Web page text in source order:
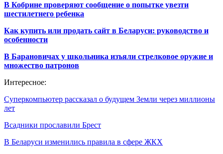
В Кобрине проверяют сообщение о попытке увезти
шестилетнего ребенка
Как купить или продать сайт в Беларуси: руководство и
особенности
В Барановичах у школьника изъяли стрелковое оружие и
множество патронов
Интересное:
Суперкомпьютер рассказал о будущем Земли через миллионы
лет
Всадники прославили Брест
В Беларуси изменились правила в сфере ЖКХ